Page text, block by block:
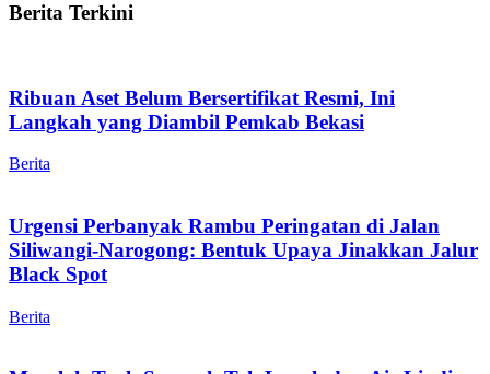
Berita Terkini
Ribuan Aset Belum Bersertifikat Resmi, Ini
Langkah yang Diambil Pemkab Bekasi
Berita
Urgensi Perbanyak Rambu Peringatan di Jalan
Siliwangi-Narogong: Bentuk Upaya Jinakkan Jalur
Black Spot
Berita